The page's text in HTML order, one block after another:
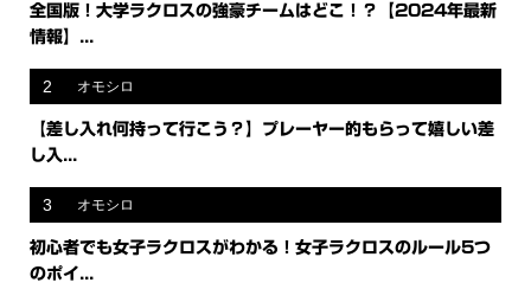
全国版！大学ラクロスの強豪チームはどこ！？【2024年最新
情報】...
2 オモシロ
【差し入れ何持って行こう？】プレーヤー的もらって嬉しい差
し入...
3 オモシロ
初心者でも女子ラクロスがわかる！女子ラクロスのルール5つ
のポイ...